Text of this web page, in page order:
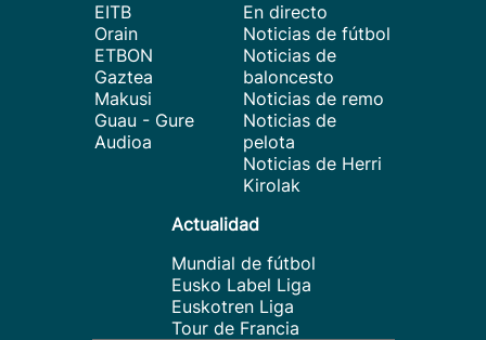
EITB
Orain
ETBON
Gaztea
Makusi
Guau - Gure
Audioa
En directo
Noticias de fútbol
Noticias de
baloncesto
Noticias de remo
Noticias de
pelota
Noticias de Herri
Kirolak
Actualidad
Mundial de fútbol
Eusko Label Liga
Euskotren Liga
Tour de Francia